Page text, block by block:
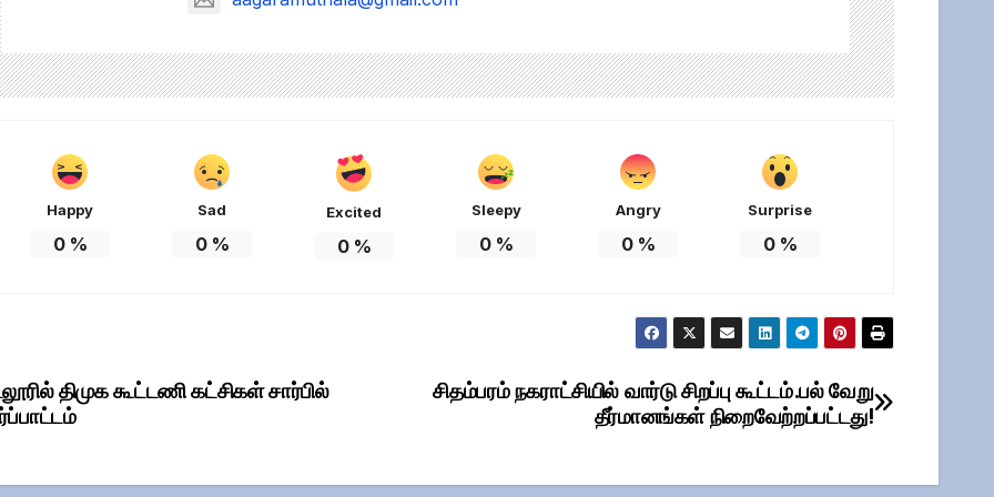
Happy
0%
Sad
0%
Excited
0%
Sleepy
0%
Angry
0%
Surprise
0%
சிதம்பரம் நகராட்சியில் வார்டு சிறப்பு கூட்டம்.பல் வேறு
தீர்மானங்கள் நிறைவேற்றப்பட்டது!
திமுக கூட்டணி கட்சிகள் சார்பில்